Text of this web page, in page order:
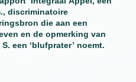
discriminatoire
die aan een
en de opmerking van
een ‘blufprater’ noemt.